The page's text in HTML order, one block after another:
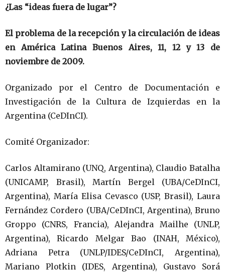
¿Las “ideas fuera de lugar”?
El problema de la recepción y la circulación de ideas
en América Latina Buenos Aires, 11, 12 y 13 de
noviembre de 2009.
Organizado por el Centro de Documentación e
Investigación de la Cultura de Izquierdas en la
Argentina (CeDInCI).
Comité Organizador:
Carlos Altamirano (UNQ, Argentina), Claudio Batalha
(UNICAMP, Brasil), Martín Bergel (UBA/CeDInCI,
Argentina), María Elisa Cevasco (USP, Brasil), Laura
Fernández Cordero (UBA/CeDInCI, Argentina), Bruno
Groppo (CNRS, Francia), Alejandra Mailhe (UNLP,
Argentina), Ricardo Melgar Bao (INAH, México),
Adriana Petra (UNLP/IDES/CeDInCI, Argentina),
Mariano Plotkin (IDES, Argentina), Gustavo Sorá